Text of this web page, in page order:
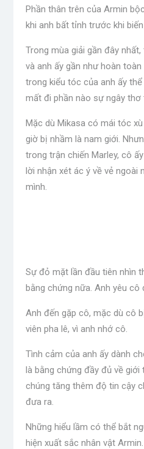
Phần thân trên của Armin
khi anh bất tỉnh trước khi
Trong mùa giải gần đây
và anh ấy gần như hoàn
trong kiểu tóc của anh ấy
mất đi phần nào sự ngây thơ
Mặc dù Mikasa có mái tóc
giờ bị nhầm là nam giới.
trong trận chiến Marley, cô
lời nhận xét ác ý về vẻ ngoài
mình.
Sự đỏ mặt lần đầu tiên nhìn
bằng chứng nữa. Anh yêu cô
Anh đến gặp cô, mặc dù cô
viên pha lê, vì anh nhớ cô.
Tình cảm của anh ấy dành
là bằng chứng đầy đủ về giới
chúng tăng thêm độ tin cậy
đưa ra.
Những hiểu lầm có thể bắt
hiện xuất sắc nhân vật